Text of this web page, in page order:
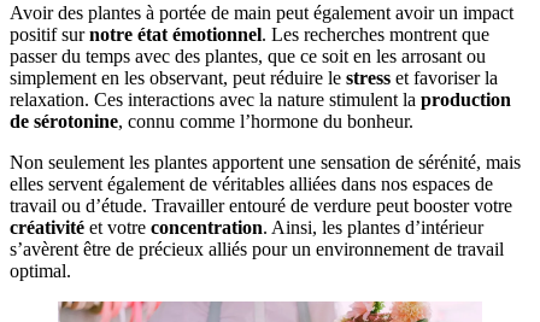
Avoir des plantes à portée de main peut également avoir un impact
positif surnotre état émotionnel. Les recherches montrent que
passer du temps avec des plantes, que ce soit en les arrosant ou
simplement en les observant, peut réduire le stress et favoriser la
relaxation. Ces interactions avec la nature stimulent la production
de sérotonine, connu comme l’hormone du bonheur.
Non seulement les plantes apportent une sensation de sérénité, mais
elles servent également de véritables alliées dans nos espaces de
travail ou d’étude. Travailler entouré de verdure peut booster votre
créativité et votre concentration. Ainsi, les plantes d’intérieur
s’avèrent être de précieux alliés pour un environnement de travail
optimal.